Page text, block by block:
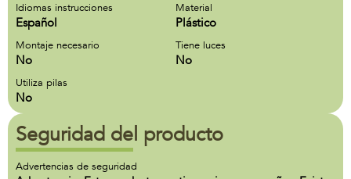
Idiomas instrucciones
Español
Material
Plástico
Montaje necesario
No
Tiene luces
No
Utiliza pilas
No
Seguridad del producto
Advertencias de seguridad